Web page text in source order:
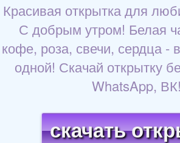
Красивая открытка для
С добрым утром! Белая
кофе, роза, свечи, сердца -
одной! Скачай открытку
WhatsApp, ВК!
скачать